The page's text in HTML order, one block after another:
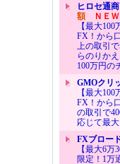
ヒロセ通
額ＮＥＷ
【最大
FX！から
上の取引
らのりか
100万円の
GMOクリ
【最大
FX！から
の取引で
応じて最
FXブロー
【最大6
限定！1万